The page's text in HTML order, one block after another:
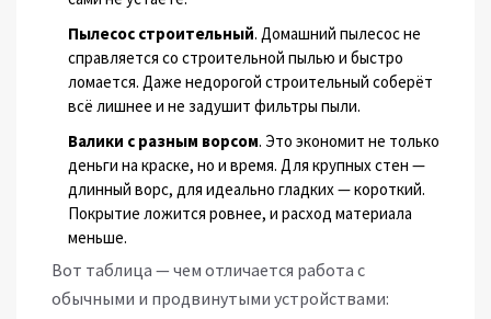
Пылесос строительный. Домашний пылесос не
справляется со строительной пылью и быстро
ломается. Даже недорогой строительный соберёт
всё лишнее и не задушит фильтры пыли.
Валики с разным ворсом. Это экономит не только
деньги на краске, но и время. Для крупных стен —
длинный ворс, для идеально гладких — короткий.
Покрытие ложится ровнее, и расход материала
меньше.
Вот таблица — чем отличается работа с
обычными и продвинутыми устройствами: